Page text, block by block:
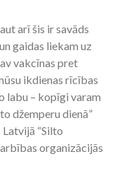
arī šis ir savāds
gaidas liekam uz
vakcīnas pret
ikdienas rīcības
labu – kopīgi varam
džemperu dienā”
“Silto
organizācijās